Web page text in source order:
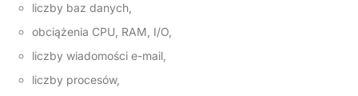
liczby baz danych,
obciążenia CPU, RAM, I/O,
liczby wiadomości e-mail,
liczby procesów,